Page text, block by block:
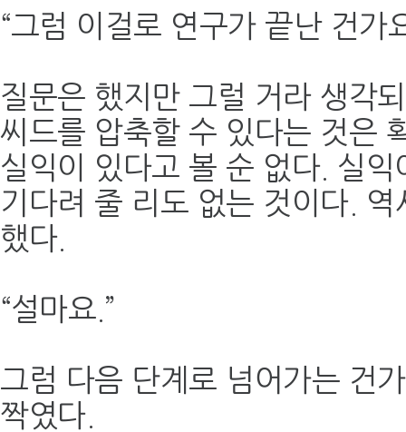
“그럼 이걸로 연구가 끝난 건가
질문은 했지만 그럴 거라 생각
씨드를 압축할 수 있다는 것은
실익이 있다고 볼 순 없다. 실
기다려 줄 리도 없는 것이다.
했다.
“설마요.”
그럼 다음 단계로 넘어가는 건
짝였다.